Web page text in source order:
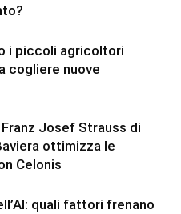
i piccoli agricoltori
cogliere nuove
Franz Josef Strauss di
ottimizza le
Celonis
quali fattori frenano